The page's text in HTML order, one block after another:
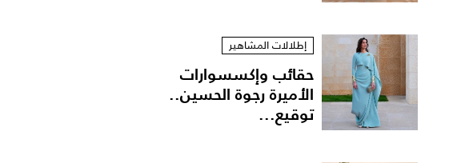
إطلالات المشاهير
حقائب وإكسسوارات
الأميرة رجوة الحسين..
توقيع...